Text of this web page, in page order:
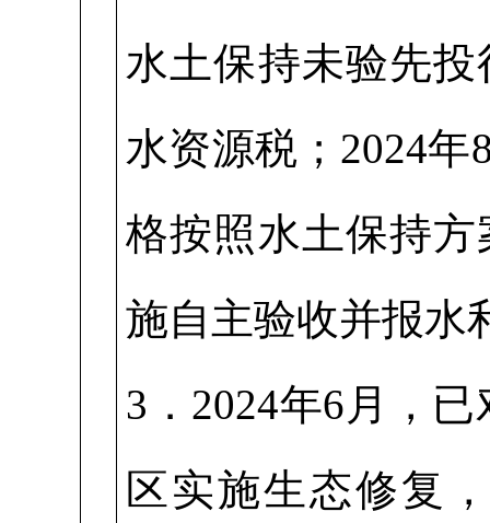
水土保持未验先
水资源税；2024
格按照水土保持
施自主验收并报水
3．2024年6月，
区实施生态修复